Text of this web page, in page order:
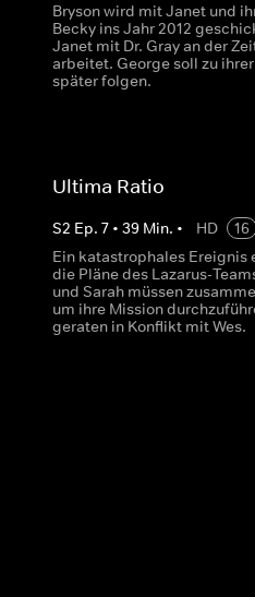
Bryson wird mit Janet und
Becky ins Jahr 2012
Janet mit Dr. Gray an der
arbeitet. George soll zu
später folgen.
Ultima Ratio
S2 Ep. 7• 39Min. • HD
16
Ein katastrophales Ereignis
die Pläne des Lazarus-
und Sarah müssen
um ihre Mission
geraten in Konflikt mit Wes.